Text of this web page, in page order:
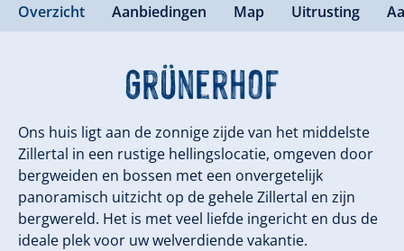
Overzicht Aanbiedingen Map Uitrusting
Grünerhof
Ons huis ligt aan de zonnige zijde van het middelste
Zillertal in een rustige hellingslocatie, omgeven door
bergweiden en bossen met een onvergetelijk
panoramisch uitzicht op de gehele Zillertal en zijn
bergwereld. Het is met veel liefde ingericht en dus de
ideale plek voor uw welverdiende vakantie.